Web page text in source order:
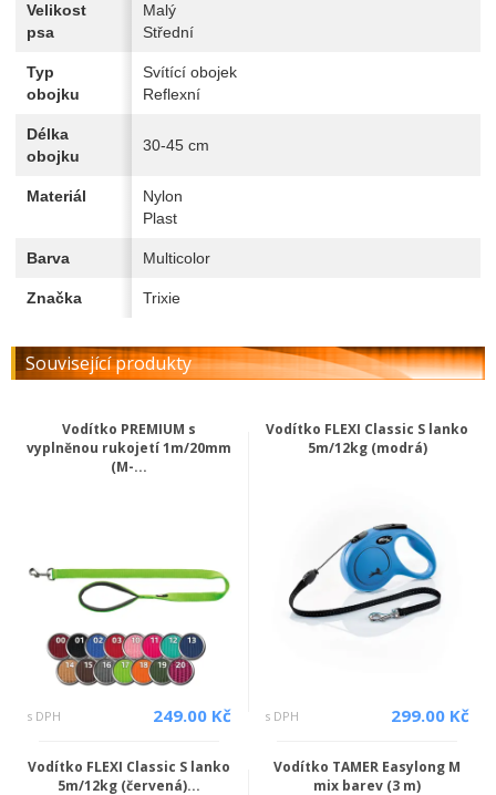
Velikost
psa
Malý
Střední
Typ
obojku
Svítící obojek
Reflexní
Délka
obojku
30-45 cm
Materiál
Nylon
Plast
Barva Multicolor
Značka Trixie
Související produkty
Vodítko PREMIUM s
vyplněnou rukojetí 1m/20mm
(M-...
s DPH 249.00 Kč
Vodítko FLEXI Classic S lanko
5m/12kg (modrá)
s DPH 299.00 Kč
Vodítko FLEXI Classic S lanko
5m/12kg (červená)...
Vodítko TAMER Easylong M
mix barev (3 m)